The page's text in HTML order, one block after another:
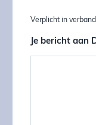
Verplicht in
Je bericht aan